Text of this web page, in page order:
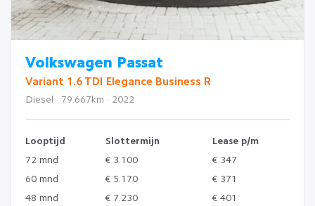
Volkswagen Passat
Variant 1.6 TDI Elegance Business R
Diesel · 79.667km · 2022
Looptijd Slottermijn
Lease p/m
72 mnd
€ 3.100
€ 347
60 mnd
€ 5.170
€ 371
48 mnd
€ 7.230 € 401